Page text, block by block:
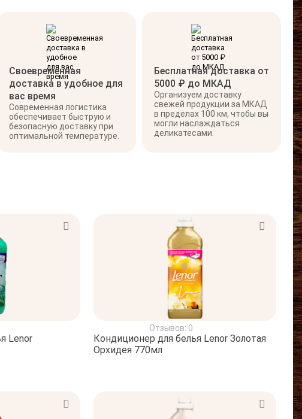
Своевременная
доставка в удобное для
вас время
Современная логистика
обеспечивает быструю и
безопасную доставку при
оптимальной температуре.
Бесплатная доставка от
5000 ₽ до МКАД
Организуем доставку
свежей продукции за МКАД
в пределах 100 км, чтобы вы
могли наслаждаться
деликатесами.
Lenor
Отзывов: 0
Кондиционер для белья Lenor Золотая
Орхидея 770мл